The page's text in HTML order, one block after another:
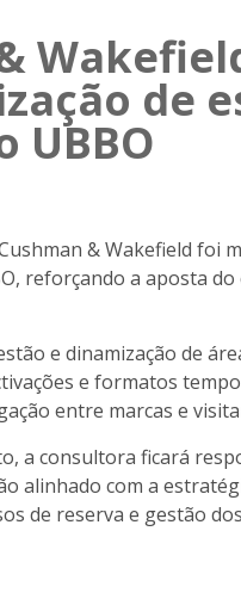
de
UBBO
& Wakefield foi
reforçando a aposta
e dinamização de
e formatos
entre marcas e
a consultora ficará
alinhado com a
de reserva e gestão